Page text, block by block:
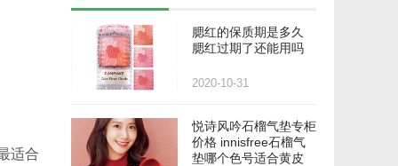
适合
腮红的保质期是多久
腮红过期了还能用吗
2020-10-31
悦诗风吟石榴气垫专柜
价格 innisfree石榴气
垫哪个色号适合黄皮